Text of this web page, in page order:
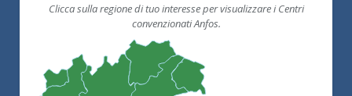
Clicca sulla regione di tuo interesse per visualizzare i Centri
convenzionati Anfos.